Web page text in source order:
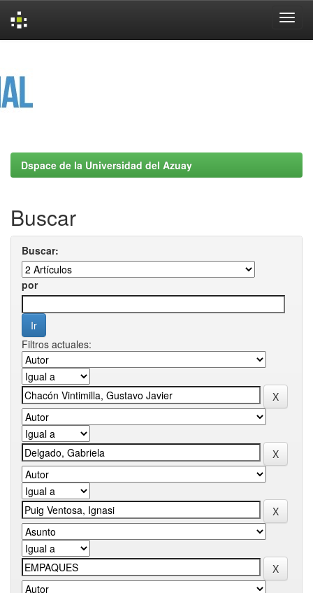
Dspace de la Universidad del Azuay
Buscar
Buscar:
por
Filtros actuales: